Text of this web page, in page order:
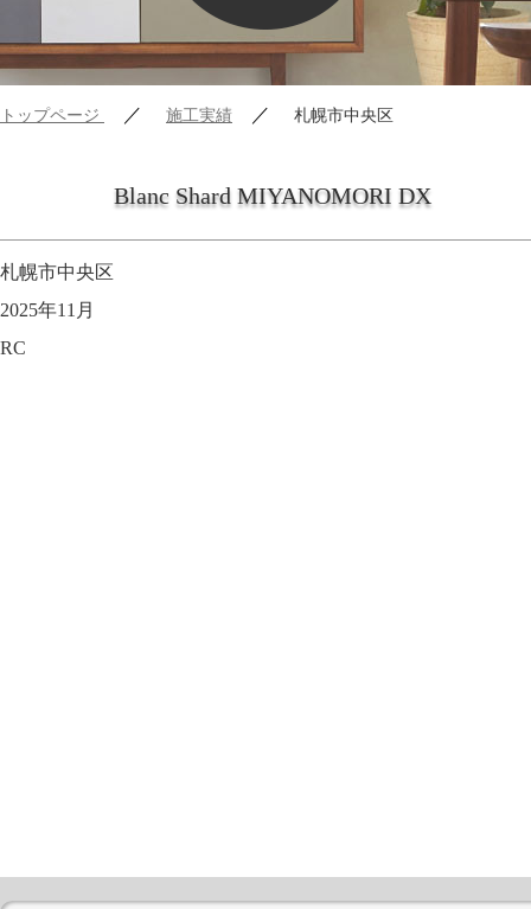
トップページ ／ 施工実績 ／ 札幌市中央区
Blanc Shard MIYANOMORI DX
札幌市中央区
2025年11月
RC